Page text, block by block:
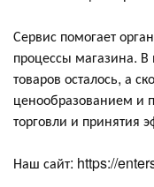
Сервис помогает
процессы магазина.
товаров осталось, а
ценообразованием и
торговли и принятия
Наш сайт: https://